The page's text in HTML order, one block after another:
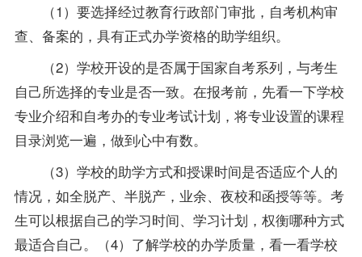
（1）要选择经过教育行政部门审批，自考机构审
查、备案的，具有正式办学资格的助学组织。
（2）学校开设的是否属于国家自考系列，与考生
自己所选择的专业是否一致。在报考前，先看一下学校
专业介绍和自考办的专业考试计划，将专业设置的课程
目录浏览一遍，做到心中有数。
（3）学校的助学方式和授课时间是否适应个人的
情况，如全脱产、半脱产，业余、夜校和函授等等。考
生可以根据自己的学习时间、学习计划，权衡哪种方式
最适合自己。（4）了解学校的办学质量，看一看学校